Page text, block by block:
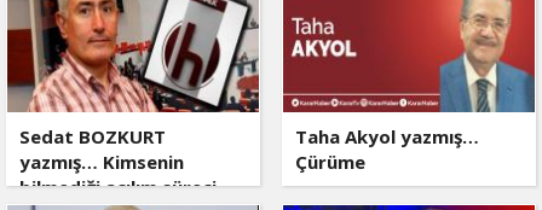
Sedat BOZKURT
yazmış… Kimsenin
bilmediği açılım süreci
Taha Akyol yazmış…
Çürüme